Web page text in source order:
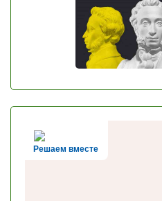
Решаем вместе